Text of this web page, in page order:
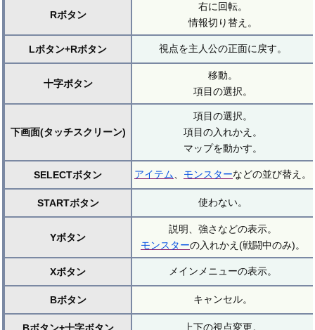
Rボタン
右に回転。
情報切り替え。
Lボタン+Rボタン 視点を主人公の正面に戻す。
十字ボタン
移動。
項目の選択。
下画面(タッチスクリーン)
項目の選択。
項目の入れかえ。
マップを動かす。
SELECTボタン アイテム モンスターなどの並び替え。
STARTボタン 使わない。
Yボタン
説明、強さなどの表示。
モンスターの入れかえ(戦闘中のみ)。
Xボタン メインメニューの表示。
Bボタン キャンセル。
上下の視点変更。